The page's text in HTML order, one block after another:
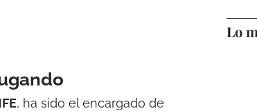
, ha sido el encargado de
Lo